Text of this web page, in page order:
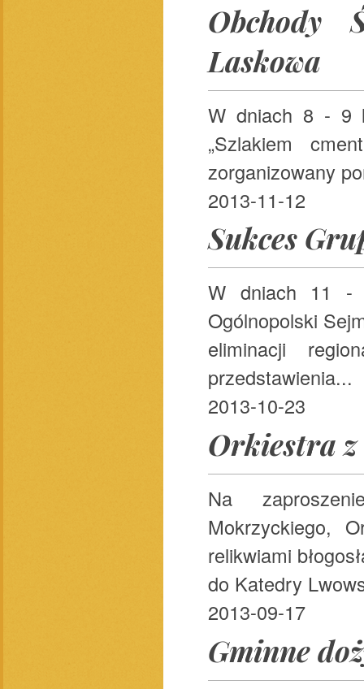
Obchody
Laskowa
W dniach 8 - 9
„Szlakiem
zorganizowany
2013-11-12
Sukces
W dniach 11 -
Ogólnopolski
eliminacji
przedstawienia...
2013-10-23
Orkiestra
Na
Mokrzyckiego,
relikwiami
do Katedry
2013-09-17
Gminne